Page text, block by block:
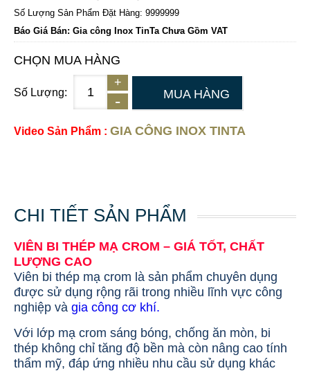
Số Lượng Sản Phẩm Đặt Hàng: 9999999
Báo Giá Bán: Gia công Inox TinTa Chưa Gồm VAT
CHỌN MUA HÀNG
Số Lượng: MUA HÀNG
Video Sản Phẩm : GIA CÔNG INOX TINTA
CHI TIẾT SẢN PHẨM
VIÊN BI THÉP MẠ CROM – GIÁ TỐT, CHẤT
LƯỢNG CAO
Viên bi thép mạ crom là sản phẩm chuyên dụng
được sử dụng rộng rãi trong nhiều lĩnh vực công
nghiệp và gia công cơ khí.
Với lớp mạ crom sáng bóng, chống ăn mòn, bi
thép không chỉ tăng độ bền mà còn nâng cao tính
thẩm mỹ, đáp ứng nhiều nhu cầu sử dụng khác